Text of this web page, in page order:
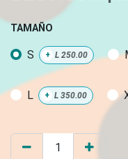
TAMAÑO
S + L 250.00
L + L 350.00